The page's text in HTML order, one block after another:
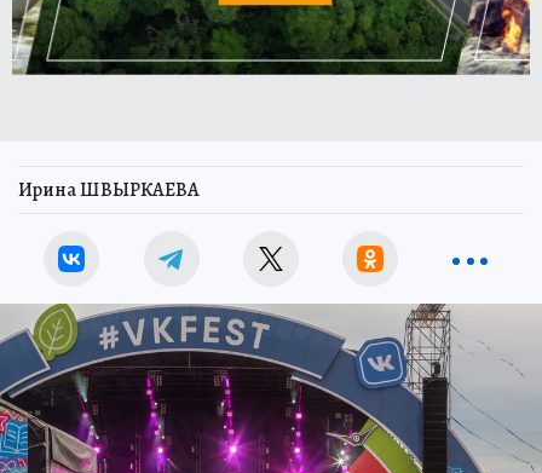
Ирина ШВЫРКАЕВА